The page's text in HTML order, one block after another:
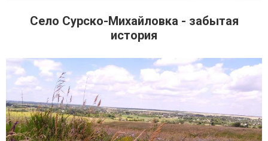
Село Сурско-Михайловка - забытая
история